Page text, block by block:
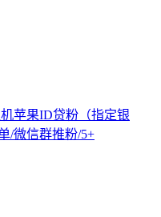
苹果ID贷粉（指定银
/微信群推粉/5+